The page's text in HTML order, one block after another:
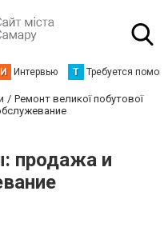
И Интервью Т Требуется
Ремонт великої побутової
продажа и